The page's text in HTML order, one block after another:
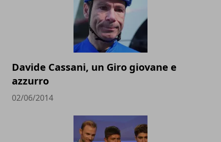
Davide Cassani, un Giro giovane e
azzurro
02/06/2014